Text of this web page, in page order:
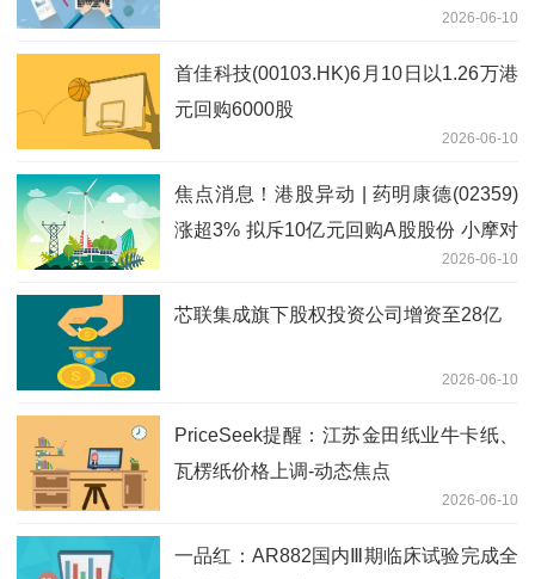
2026-06-10
首佳科技(00103.HK)6月10日以1.26万港
元回购6000股
2026-06-10
焦点消息！港股异动 | 药明康德(02359)
涨超3% 拟斥10亿元回购A股股份 小摩对
2026-06-10
芯联集成旗下股权投资公司增资至28亿
2026-06-10
PriceSeek提醒：江苏金田纸业牛卡纸、
瓦楞纸价格上调-动态焦点
2026-06-10
一品红：AR882国内Ⅲ期临床试验完成全